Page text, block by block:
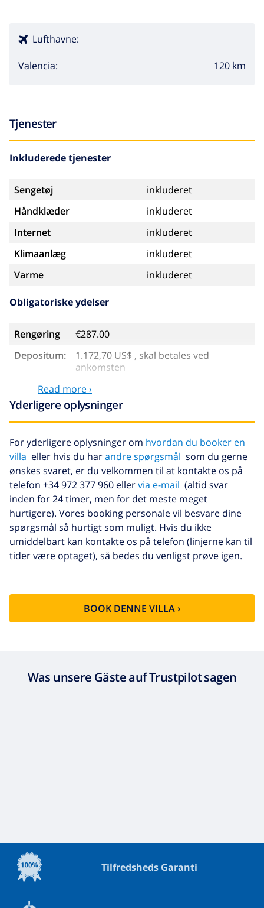
Lufthavne:
Valencia: 120 km
Tjenester
Inkluderede tjenester
Sengetøj
inkluderet
Håndklæder
inkluderet
Internet
inkluderet
Klimaanlæg
inkluderet
Varme
inkluderet
Obligatoriske ydelser
Rengøring
€287.00
Depositum:
1.172,70 US$ , skal betales ved
ankomsten
Valgfri tjenester
Barneseng
4,69 US$ per dag
Kæledyr
46,91 US$
Ekstra seng
14,07 US$ per dag
Afbestillings fond:
4.80% af det samlede beløb
Read more ›
Yderligere oplysninger
For yderligere oplysninger om hvordan du booker en
villa eller hvis du harandre spørgsmål som du gerne
ønskes svaret, er du velkommen til at kontakte os på
telefon +34 972 377 960 ellervia e-mail (altid svar
inden for 24 timer, men for det meste meget
hurtigere). Vores booking personale vil besvare dine
spørgsmål så hurtigt som muligt. Hvis du ikke
umiddelbart kan kontakte os på telefon (linjerne kan til
tider være optaget), så bedes du venligst prøve igen.
BOOK DENNE VILLA ›
Was unsere Gäste auf Trustpilot sagen
Tilfredsheds Garanti